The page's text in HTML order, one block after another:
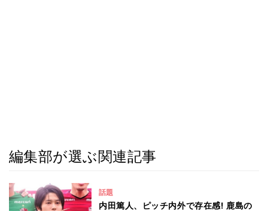
編集部が選ぶ関連記事
話題
内田篤人、ピッチ内外で存在感! 鹿島の